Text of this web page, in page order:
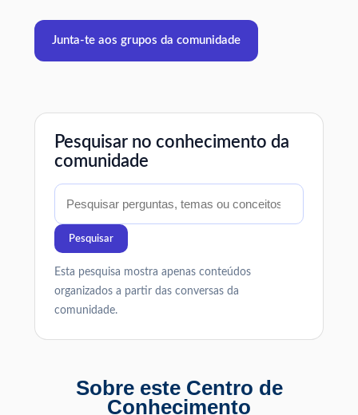
Junta-te aos grupos da comunidade
Pesquisar no conhecimento da
comunidade
Pesquisar
Esta pesquisa mostra apenas conteúdos
organizados a partir das conversas da
comunidade.
Sobre este Centro de
Conhecimento